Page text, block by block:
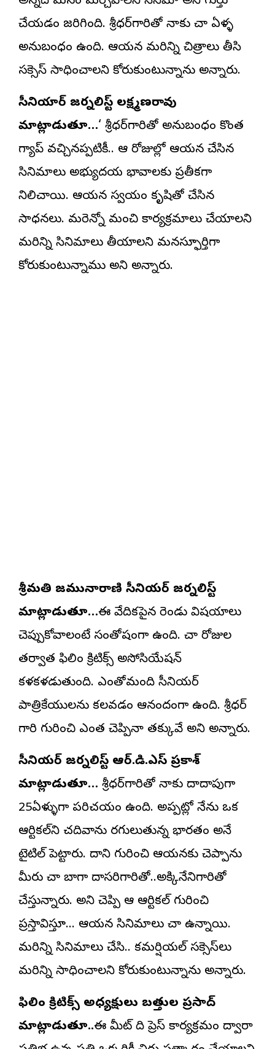
చేయడం జరిగింది. శ్రీధర్‌గారితో నాకు చాలా ఏళ్ళ
అనుబంధం ఉంది. ఆయన మరిన్ని చిత్రాలు తీసి
సక్సెస్‌ సాధించాలని కోరుకుంటున్నాను అన్నారు.
సీనియార్‌ జర్నలిస్ట్‌ లక్ష్మణరావు
మాట్లాడుతూ…‘ శ్రీధర్‌గారితో అనుబంధం కొంత
గ్యాప్‌ వచ్చినప్పటికీ.. ఆ రోజుల్లో ఆయన చేసిన
సినిమాలు అభ్యుదయ భావాలకు ప్రతీకగా
నిలిచాయి. ఆయన స్వయం కృషితో చేసిన
సాధనలు. మరెన్నో మంచి కార్యక్రమాలు చేయాలని
మరిన్ని సినిమాలు తీయాలని మనస్ఫూర్తిగా
కోరుకుంటున్నాము అని అన్నారు.
శ్రీమతి జమునారాణి సీనియర్‌ జర్నలిస్ట్‌
మాట్లాడుతూ…ఈ వేదికపైన రెండు విషయాలు
చెప్పుకోవాలంటే సంతోషంగా ఉంది. చాలా రోజుల
తర్వాత ఫిలిం క్రిటిక్స్‌ అసోసియేషన్‌
కళకళలాడుతుంది. ఎంతోమంది సీనియర్‌
పాత్రికేయులను కలవడం ఆనందంగా ఉంది. శ్రీధర్‌
గారి గురించి ఎంత చెప్పినా తక్కువే అని అన్నారు.
సీనియర్‌ జర్నలిస్ట్‌ ఆర్‌.డి.ఎస్‌ ప్రకాశ్‌
మాట్లాడుతూ… శ్రీధర్‌గారితో నాకు దాదాపుగా
25ఏళ్ళుగా పరిచయం ఉంది. అప్పట్లో నేను ఒక
ఆర్టికల్‌ని చదివాను రగులుతున్న భారతం అనే
టైటిల్‌ పెట్టారు. దాని గురించి ఆయనకు చెప్పాను
మీరు చాలా బాగా దాసరిగారితో..అక్కినేనిగారితో
చేస్తున్నారు. అని చెప్పి ఆ ఆర్టికల్‌ గురించి
ప్రస్తావిస్తూ… ఆయన సినిమాలు చాలా ఉన్నాయి.
మరిన్ని సినిమాలు చేసి.. కమర్షియల్‌ సక్సెస్‌లు
మరిన్ని సాధించాలని కోరుకుంటున్నాను అన్నారు.
ఫిలిం క్రిటిక్స్‌ అధ్యక్షులు బత్తుల ప్రసాద్‌
మాట్లాడుతూ..ఈ మీట్‌ ది ప్రెస్‌ కార్యక్రమం ద్వారా